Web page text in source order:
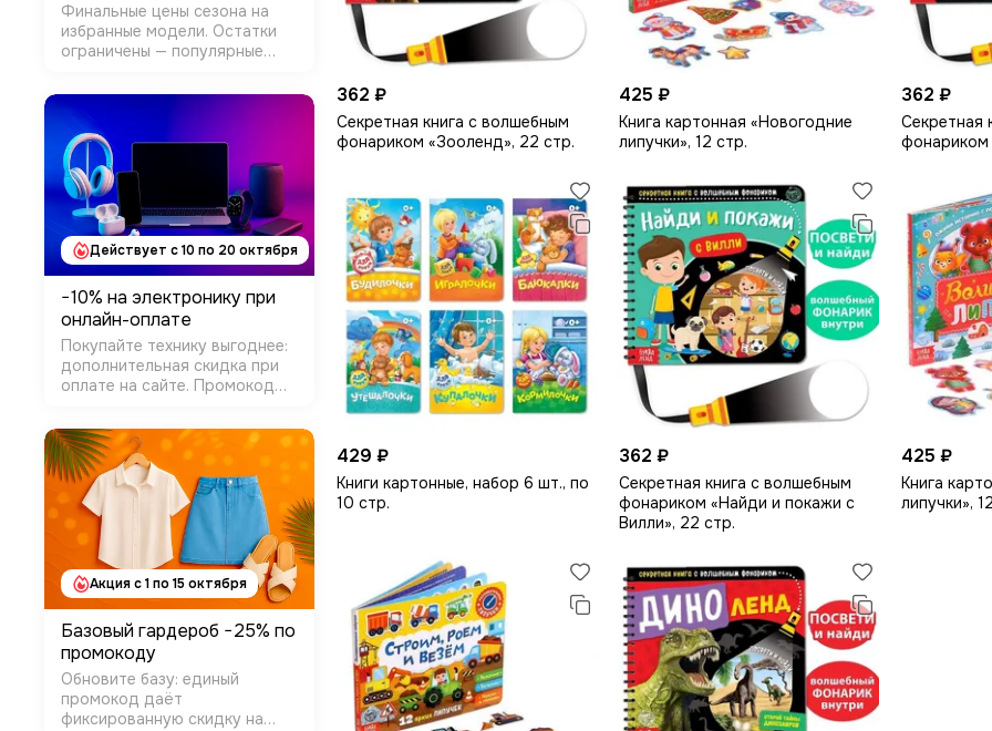
362 ₽
Секретная книга с волшебным
фонариком «Зооленд», 22 стр.
425 ₽
Книга картонная «Новогодние
липучки», 12 стр.
362 ₽
Секретная
фонариком
429 ₽
Книги картонные, набор 6 шт., по
10 стр.
362 ₽
Секретная книга с волшебным
фонариком «Найди и покажи с
Вилли», 22 стр.
425 ₽
Книга
липучки»,
Финальные цены сезона на
избранные модели. Остатки
ограничены — популярные
Условия: Категории: Одежда и
обувь (прошлые коллекции) +
часть Товары для дома
Размер скидки: −10%…&min…
Действует c 10 по 20 октября
−10% на электронику при
онлайн-оплате
Покупайте технику выгоднее:
дополнительная скидка при
оплате на сайте. Промокод
уходит на e-mail/SMS.
Условия: Категории:
Электроника Как получить:
промокод DIGI10 на шаге
оплаты Сроки: до …
Акция с 1 по 15 октября
Базовый гардероб −25% по
промокоду
Обновите базу: единый
промокод даёт
фиксированную скидку на